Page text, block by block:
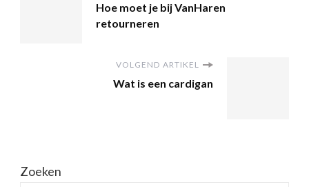
Hoe moet je bij VanHaren
retourneren
VOLGEND ARTIKEL
Wat is een cardigan
Zoeken